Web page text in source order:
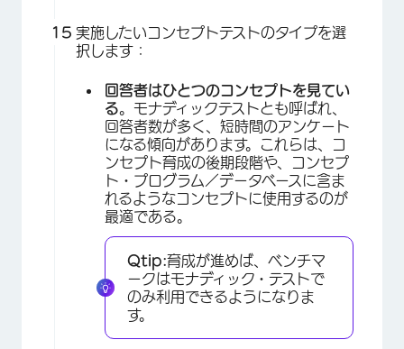
×
実施したいコンセプトテストのタイプを選
択します：
回答者はひとつのコンセプトを見てい
る。モナディックテストとも呼ばれ、
回答者数が多く、短時間のアンケート
になる傾向があります。これらは、コ
ンセプト育成の後期段階や、コンセプ
ト・プログラム／データベースに含ま
れるようなコンセプトに使用するのが
最適である。
Qtip:育成が進めば、ベンチマ
ークはモナディック・テストで
のみ利用できるようになりま
す。